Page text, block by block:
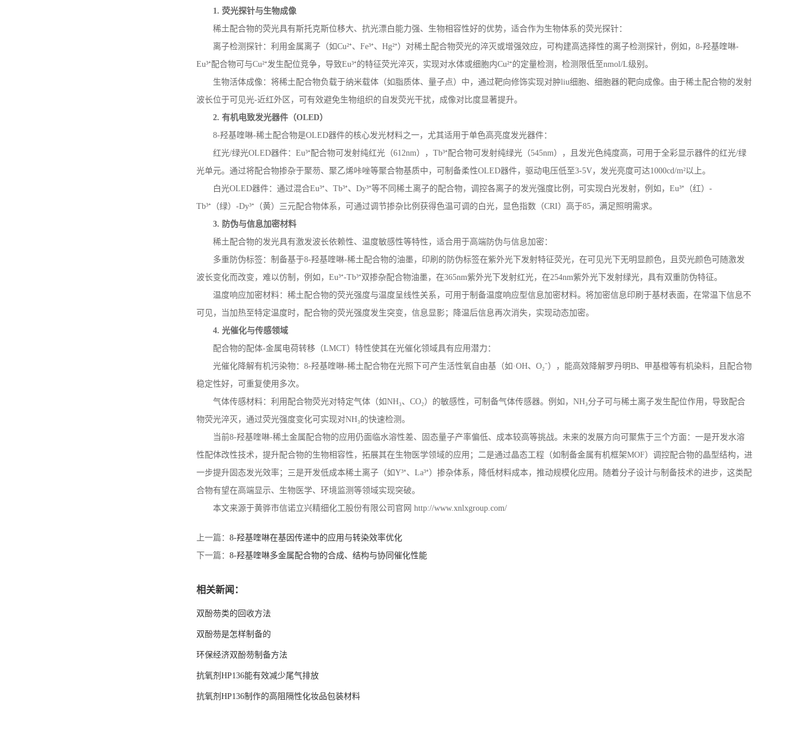
1. 荧光探针与生物成像
稀土配合物的荧光具有斯托克斯位移大、抗光漂白能力强、生物相容性好的优势，适合作为生物体系的荧光探针：
离子检测探针：利用金属离子（如Cu²⁺、 Fe³⁺、 Hg²⁺）对稀土配合物荧光的淬灭或增强效应，可构建高选择性的离子检测探针，例如， 8-羟基喹啉-
Eu³⁺配合物可与Cu²⁺发生配位竞争，导致Eu³⁺的特征荧光淬灭，实现对水体或细胞内Cu²⁺的定量检测，检测限低至nmol/L级别。
生物活体成像：将稀土配合物负载于纳米载体（如脂质体、量子点）中，通过靶向修饰实现对肿liu细胞、细胞器的靶向成像。由于稀土配合物的发射
波长位于可见光-近红外区，可有效避免生物组织的自发荧光干扰，成像对比度显著提升。
2.有机电致发光器件（OLED）
8-羟基喹啉-稀土配合物是OLED器件的核心发光材料之一，尤其适用于单色高亮度发光器件：
红光/绿光OLED器件： Eu³⁺配合物可发射纯红光（612nm）， Tb³⁺配合物可发射纯绿光（545nm），且发光色纯度高，可用于全彩显示器件的红光/绿
光单元。通过将配合物掺杂于聚芴、聚乙烯咔唑等聚合物基质中，可制备柔性OLED器件，驱动电压低至3-5V，发光亮度可达1000cd/m²以上。
白光OLED器件：通过混合Eu³⁺、 Tb³⁺、 Dy³⁺等不同稀土离子的配合物，调控各离子的发光强度比例，可实现白光发射，例如， Eu³⁺（红） -
Tb³⁺（绿） -Dy³⁺（黄）三元配合物体系，可通过调节掺杂比例获得色温可调的白光，显色指数（CRI）高于85，满足照明需求。
3. 防伪与信息加密材料
稀土配合物的发光具有激发波长依赖性、温度敏感性等特性，适合用于高端防伪与信息加密：
多重防伪标签：制备基于8-羟基喹啉-稀土配合物的油墨，印刷的防伪标签在紫外光下发射特征荧光，在可见光下无明显颜色，且荧光颜色可随激发
波长变化而改变，难以仿制，例如， Eu³⁺-Tb³⁺双掺杂配合物油墨，在365nm紫外光下发射红光，在254nm紫外光下发射绿光，具有双重防伪特征。
温度响应加密材料：稀土配合物的荧光强度与温度呈线性关系，可用于制备温度响应型信息加密材料。将加密信息印刷于基材表面，在常温下信息不
可见，当加热至特定温度时，配合物的荧光强度发生突变，信息显影；降温后信息再次消失，实现动态加密。
4.光催化与传感领域
配合物的配体-金属电荷转移（LMCT）特性使其在光催化领域具有应用潜力：
光催化降解有机污染物： 8-羟基喹啉-稀土配合物在光照下可产生活性氧自由基（如·OH、 O₂⁻），能高效降解罗丹明B、甲基橙等有机染料，且配合物
稳定性好，可重复使用多次。
气体传感材料：利用配合物荧光对特定气体（如NH₃、 CO₂）的敏感性，可制备气体传感器。例如， NH₃分子可与稀土离子发生配位作用，导致配合
物荧光淬灭，通过荧光强度变化可实现对NH₃的快速检测。
当前8-羟基喹啉-稀土金属配合物的应用仍面临水溶性差、固态量子产率偏低、成本较高等挑战。未来的发展方向可聚焦于三个方面：一是开发水溶
性配体改性技术，提升配合物的生物相容性，拓展其在生物医学领域的应用；二是通过晶态工程（如制备金属有机框架MOF）调控配合物的晶型结构，进
一步提升固态发光效率；三是开发低成本稀土离子（如Y³⁺、 La³⁺）掺杂体系，降低材料成本，推动规模化应用。随着分子设计与制备技术的进步，这类配
合物有望在高端显示、生物医学、环境监测等领域实现突破。
本文来源于黄骅市信诺立兴精细化工股份有限公司官网 http://www.xnlxgroup.com/
上一篇： 8-羟基喹啉在基因传递中的应用与转染效率优化
下一篇： 8-羟基喹啉多金属配合物的合成、结构与协同催化性能
相关新闻：
双酚芴类的回收方法
双酚芴是怎样制备的
环保经济双酚芴制备方法
抗氧剂HP136能有效减少尾气排放
抗氧剂HP136制作的高阻隔性化妆品包装材料